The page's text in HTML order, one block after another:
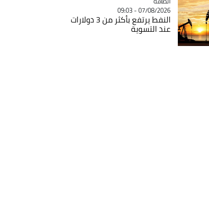
07/08/2026 - 09:03
النفط يرتفع بأكثر من 3 دولارات
عند التسوية